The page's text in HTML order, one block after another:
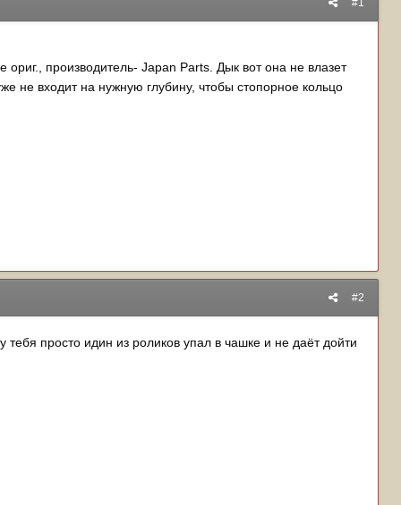
#1
производитель- Japan Parts. Дык вот она не влазет
не входит на нужную глубину, чтобы стопорное кольцо
#2
просто идин из роликов упал в чашке и не даёт дойти